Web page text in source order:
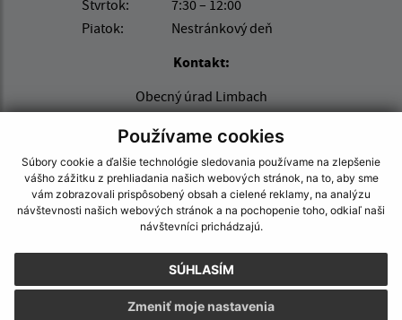
Používame cookies
Súbory cookie a ďalšie technológie sledovania používame na zlepšenie
vášho zážitku z prehliadania našich webových stránok, na to, aby sme
vám zobrazovali prispôsobený obsah a cielené reklamy, na analýzu
návštevnosti našich webových stránok a na pochopenie toho, odkiaľ naši
návštevníci prichádzajú.
SÚHLASÍM
Zmeniť moje nastavenia
Štvrtok:
7:30 – 12:00
Piatok:
Nestránkový deň
Kontakt:
Obecný úrad Limbach
SNP 55
900 91 Limbach
podatelna@limbach.sk
+421 33 647 72 42
IČO: 00 304 891